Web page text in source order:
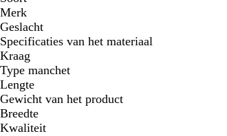
Merk
Geslacht
Specificaties van het materiaal
Kraag
Type manchet
Lengte
Gewicht van het product
Breedte
Kwaliteit